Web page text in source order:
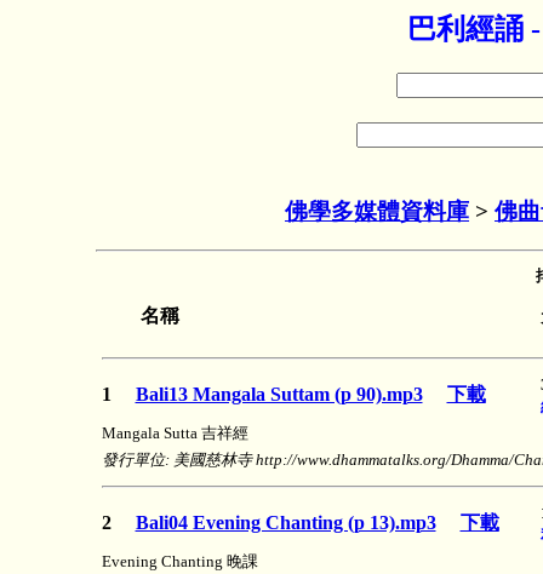
巴利經誦
佛學多媒體資料庫 > 佛
名稱
1 Bali13 Mangala Suttam (p 90).mp3 下載
Mangala Sutta 吉祥經
發行單位: 美國慈林寺 http://www.dhammatalks.org/Dhamma/
2 Bali04 Evening Chanting (p 13).mp3 下載
Evening Chanting 晚課